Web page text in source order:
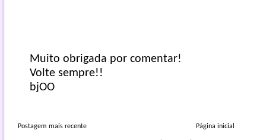
Muito obrigada por comentar!
Volte sempre!!
bjOO
Postagem mais recente Página inicial